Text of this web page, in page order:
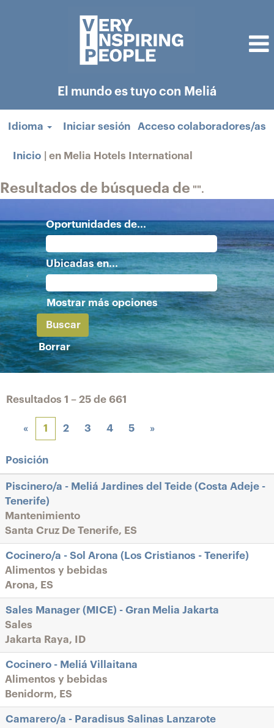
El mundo es tuyo con Meliá
Idioma Iniciar sesión Acceso colaboradores/as
Inicio en Melia Hotels International
Resultados de búsqueda de "".
Oportunidades de...
Ubicadas en...
Mostrar más opciones
Borrar
Resultados 1 – 25 de 661
« 1 2 3 4 5 »
Posición
Piscinero/a - Meliá Jardines del Teide (Costa Adeje -
Tenerife)
Mantenimiento
Santa Cruz De Tenerife, ES
Cocinero/a - Sol Arona (Los Cristianos - Tenerife)
Alimentos y bebidas
Arona, ES
Sales Manager (MICE) - Gran Melia Jakarta
Sales
Jakarta Raya, ID
Cocinero - Meliá Villaitana
Alimentos y bebidas
Benidorm, ES
Camarero/a - Paradisus Salinas Lanzarote